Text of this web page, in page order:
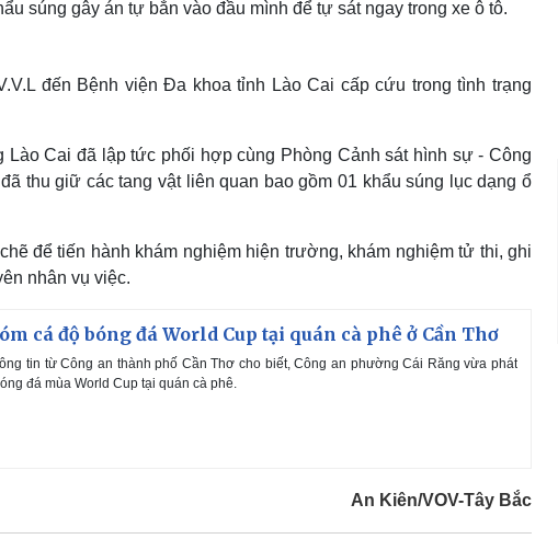
súng gây án tự bắn vào đầu mình để tự sát ngay trong xe ô tô.
đến Bệnh viện Đa khoa tỉnh Lào Cai cấp cứu trong tình trạng
Cai đã lập tức phối hợp cùng Phòng Cảnh sát hình sự - Công
thu giữ các tang vật liên quan bao gồm 01 khẩu súng lục dạng ổ
để tiến hành khám nghiệm hiện trường, khám nghiệm tử thi, ghi
nhân vụ việc.
cá độ bóng đá World Cup tại quán cà phê ở Cần Thơ
tin từ Công an thành phố Cần Thơ cho biết, Công an phường Cái Răng vừa phát
đá mùa World Cup tại quán cà phê.
An Kiên/VOV-Tây Bắc